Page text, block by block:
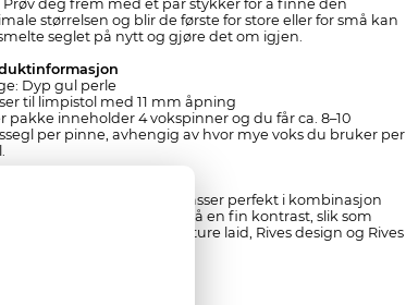
Prøv deg frem med et par stykker for å finne den
størrelsen og blir de første for store eller for små kan
seglet på nytt og gjøre det om igjen.
Dyp gul perle
til limpistol med 11 mm åpning
pakke inneholder 4 vokspinner og du får ca. 8–10
per pinne, avhengig av hvor mye voks du bruker per
Voksen passer perfekt i kombinasjon
våre hvite papir for å oppnå en fin kontrast, slik som
Ivory, Gold dust Texture laid, Rives design og Rives